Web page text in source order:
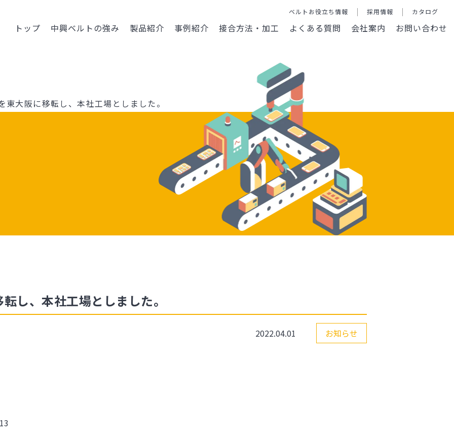
トップ 中興ベルトの強み 製品紹介 事例紹介 接合方法・加工 よくある質問 会社案内 お問い合わせ
ベルトお役立ち情報 採用情報 カタログ
東大阪に移転し、本社工場としました。
し、本社工場としました。
2022.04.01 お知らせ